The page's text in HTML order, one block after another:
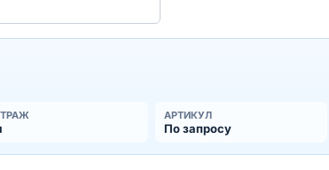
АРТИКУЛ
По запросу